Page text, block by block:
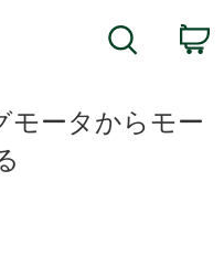
Search
モータからモー